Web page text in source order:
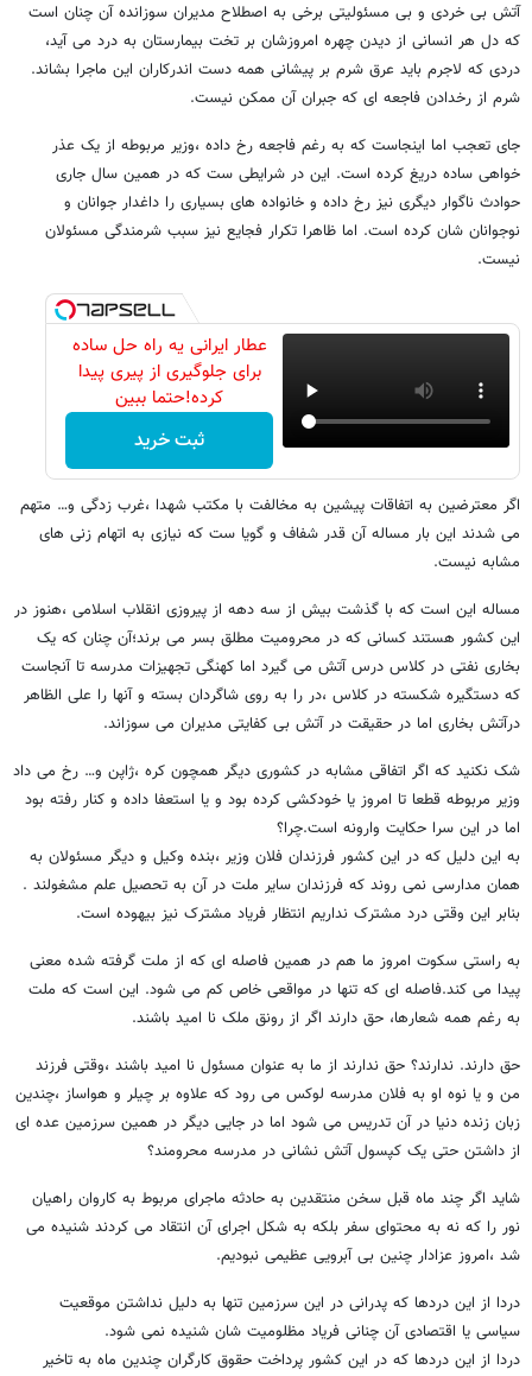
آتش بی خردی و بی مسئولیتی برخی به اصطلاح مدیران سوزانده آن چنان است
که دل هر انسانی از دیدن چهره امروزشان بر تخت بیمارستان به درد می آید،
دردی که لاجرم باید عرق شرم بر پیشانی همه دست اندرکاران این ماجرا بشاند.
شرم از رخدادن فاجعه ای که جبران آن ممکن نیست.
جای تعجب اما اینجاست که به رغم فاجعه رخ داده ،وزیر مربوطه از یک عذر
خواهی ساده دریغ کرده است. این در شرایطی ست که در همین سال جاری
حوادث ناگوار دیگری نیز رخ داده و خانواده های بسیاری را داغدار جوانان و
نوجوانان شان کرده است. اما ظاهرا تکرار فجایع نیز سبب شرمندگی مسئولان
نیست.
عطار ایرانی یه راه حل ساده
برای جلوگیری از پیری پیدا
کرده!حتما ببین
ثبت خرید
اگر معترضین به اتفاقات پیشین به مخالفت با مکتب شهدا ،غرب زدگی و… متهم
می شدند این بار مساله آن قدر شفاف و گویا ست که نیازی به اتهام زنی های
مشابه نیست.
مساله این است که با گذشت بیش از سه دهه از پیروزی انقلاب اسلامی ،هنوز در
این کشور هستند کسانی که در محرومیت مطلق بسر می برند؛آن چنان که یک
بخاری نفتی در کلاس درس آتش می گیرد اما کهنگی تجهیزات مدرسه تا آنجاست
که دستگیره شکسته در کلاس ،در را به روی شاگردان بسته و آنها را علی الظاهر
درآتش بخاری اما در حقیقت در آتش بی کفایتی مدیران می سوزاند.
شک نکنید که اگر اتفاقی مشابه در کشوری دیگر همچون کره ،ژاپن و… رخ می داد
وزیر مربوطه قطعا تا امروز یا خودکشی کرده بود و یا استعفا داده و کنار رفته بود
اما در این سرا حکایت وارونه است.چرا؟
به این دلیل که در این کشور فرزندان فلان وزیر ،بنده وکیل و دیگر مسئولان به
همان مدارسی نمی روند که فرزندان سایر ملت در آن به تحصیل علم مشغولند .
بنابر این وقتی درد مشترک نداریم انتظار فریاد مشترک نیز بیهوده است.
به راستی سکوت امروز ما هم در همین فاصله ای که از ملت گرفته شده معنی
پیدا می کند.فاصله ای که تنها در مواقعی خاص کم می شود. این است که ملت
به رغم همه شعارها، حق دارند اگر از رونق ملک نا امید باشند.
حق دارند. ندارند؟ حق ندارند از ما به عنوان مسئول نا امید باشند ،وقتی فرزند
من و یا نوه او به فلان مدرسه لوکس می رود که علاوه بر چیلر و هواساز ،چندین
زبان زنده دنیا در آن تدریس می شود اما در جایی دیگر در همین سرزمین عده ای
از داشتن حتی یک کپسول آتش نشانی در مدرسه محرومند؟
شاید اگر چند ماه قبل سخن منتقدین به حادثه ماجرای مربوط به کاروان راهیان
نور را که نه به محتوای سفر بلکه به شکل اجرای آن انتقاد می کردند شنیده می
شد ،امروز عزادار چنین بی آبرویی عظیمی نبودیم.
دردا از این دردها که پدرانی در این سرزمین تنها به دلیل نداشتن موقعیت
سیاسی یا اقتصادی آن چنانی فریاد مظلومیت شان شنیده نمی شود.
دردا از این دردها که در این کشور پرداخت حقوق کارگران چندین ماه به تاخیر